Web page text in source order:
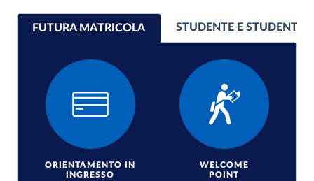
FUTURA MATRICOLA STUDENTE E
ORIENTAMENTO IN
INGRESSO
WELCOME
POINT